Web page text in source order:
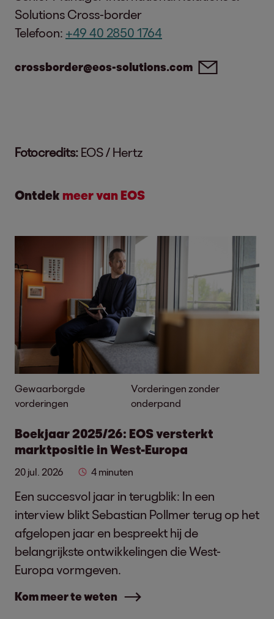
Solutions Cross-border
Telefoon: +49 40 2850 1764
crossborder@eos-solutions.com
Fotocredits: EOS / Hertz
Ontdek meer van EOS
Gewaarborgde
vorderingen
Vorderingen zonder
onderpand
Boekjaar 2025/26: EOS versterkt
marktpositie in West-Europa
20 jul. 2026 4 minuten
Een succesvol jaar in terugblik: In een
interview blikt Sebastian Pollmer terug op het
afgelopen jaar en bespreekt hij de
belangrijkste ontwikkelingen die West-
Europa vormgeven.
Kom meer te weten